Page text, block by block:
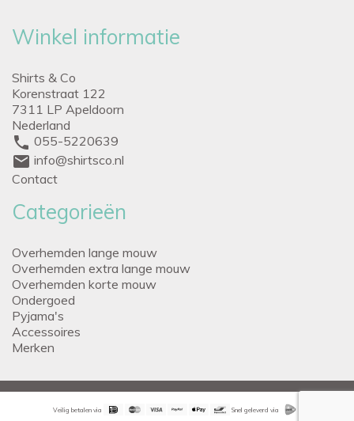
Winkel informatie
Shirts & Co
Korenstraat 122
7311 LP Apeldoorn
Nederland
phone 055-5220639
mail info@shirtsco.nl
Contact
Categorieën
Overhemden lange mouw
Overhemden extra lange mouw
Overhemden korte mouw
Ondergoed
Pyjama's
Accessoires
Merken
Veilig betalen via Snel geleverd via